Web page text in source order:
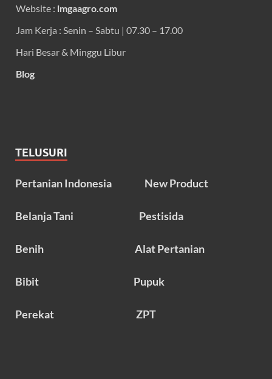
Website : lmgaagro.com
Jam Kerja : Senin – Sabtu | 07.30 – 17.00
Hari Besar & Minggu Libur
Blog
TELUSURI
Pertanian Indonesia New Product
Belanja Tani Pestisida
Benih Alat Pertanian
Bibit Pupuk
Perekat ZPT